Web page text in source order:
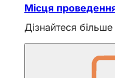
Місця проведення
Дізнайтеся